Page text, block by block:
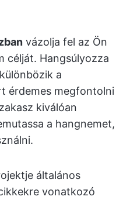
vázolja fel az Ön
célját. Hangsúlyozza
a
érdemes megfontolni
kiválóan
a hangnemet,
általános
vonatkozó